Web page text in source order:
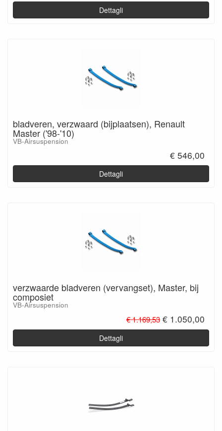
Dettagli
bladveren, verzwaard (bijplaatsen), Renault
Master ('98-'10)
VB-Airsuspension
€ 546,00
Dettagli
verzwaarde bladveren (vervangset), Master, bij
composiet
VB-Airsuspension
€ 1.169,53 € 1.050,00
Dettagli